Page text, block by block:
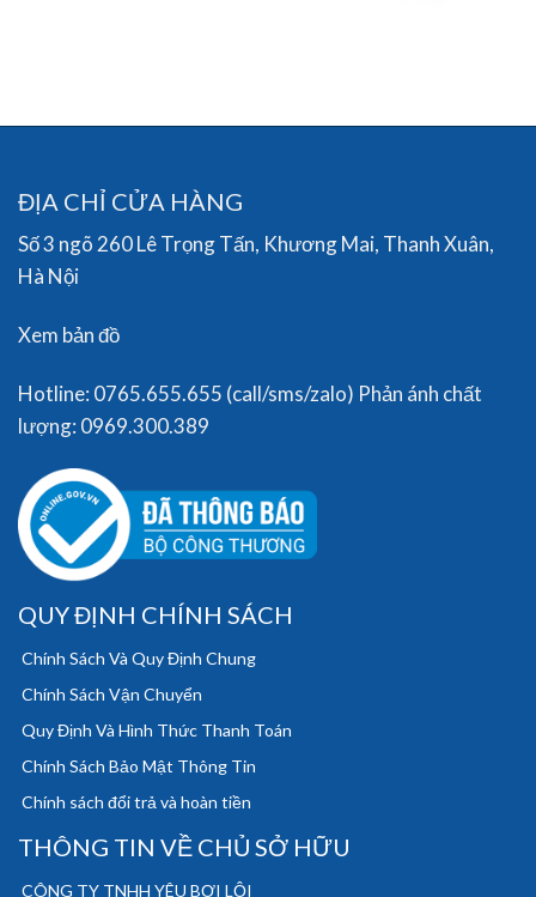
ĐỊA CHỈ CỬA HÀNG
Số 3 ngõ 260 Lê Trọng Tấn, Khương Mai, Thanh Xuân,
Hà Nội
Xem bản đồ
Hotline: 0765.655.655 (call/sms/zalo) Phản ánh chất
lượng: 0969.300.389
QUY ĐỊNH CHÍNH SÁCH
Chính Sách Và Quy Định Chung
Chính Sách Vận Chuyển
Quy Định Và Hình Thức Thanh Toán
Chính Sách Bảo Mật Thông Tin
Chính sách đổi trả và hoàn tiền
THÔNG TIN VỀ CHỦ SỞ HỮU
CÔNG TY TNHH YÊU BƠI LỘI